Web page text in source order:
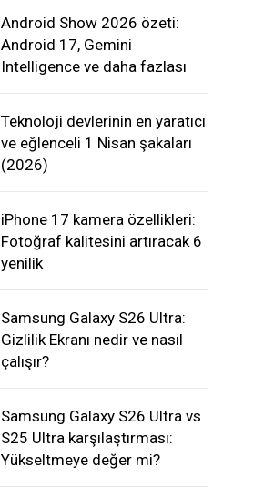
Android Show 2026 özeti:
Android 17, Gemini
Intelligence ve daha fazlası
Teknoloji devlerinin en yaratıcı
ve eğlenceli 1 Nisan şakaları
(2026)
iPhone 17 kamera özellikleri:
Fotoğraf kalitesini artıracak 6
yenilik
Samsung Galaxy S26 Ultra:
Gizlilik Ekranı nedir ve nasıl
çalışır?
Samsung Galaxy S26 Ultra vs
S25 Ultra karşılaştırması:
Yükseltmeye değer mi?